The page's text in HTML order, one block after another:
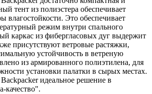
тент из полиэстера обеспечивает
влагостойкости. Это обеспечивает
режим внутри спального
каркас из фибергласовых дуг выдержит
присутствуют ветровые растяжки,
устойчивость в ветреную
из армированного полиэтилена, для
установки палатки в сырых местах.
идеальное решение в
качество".